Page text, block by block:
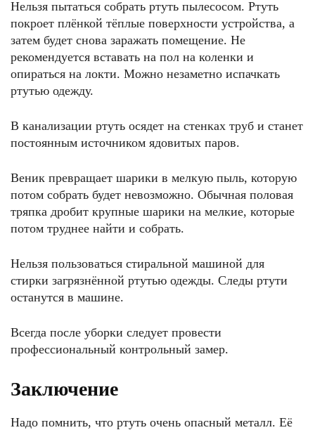
Нельзя пытаться собрать ртуть пылесосом. Ртуть
покроет плёнкой тёплые поверхности устройства, а
затем будет снова заражать помещение. Не
рекомендуется вставать на пол на коленки и
опираться на локти. Можно незаметно испачкать
ртутью одежду.
В канализации ртуть осядет на стенках труб и станет
постоянным источником ядовитых паров.
Веник превращает шарики в мелкую пыль, которую
потом собрать будет невозможно. Обычная половая
тряпка дробит крупные шарики на мелкие, которые
потом труднее найти и собрать.
Нельзя пользоваться стиральной машиной для
стирки загрязнённой ртутью одежды. Следы ртути
останутся в машине.
Всегда после уборки следует провести
профессиональный контрольный замер.
Заключение
Надо помнить, что ртуть очень опасный металл. Её